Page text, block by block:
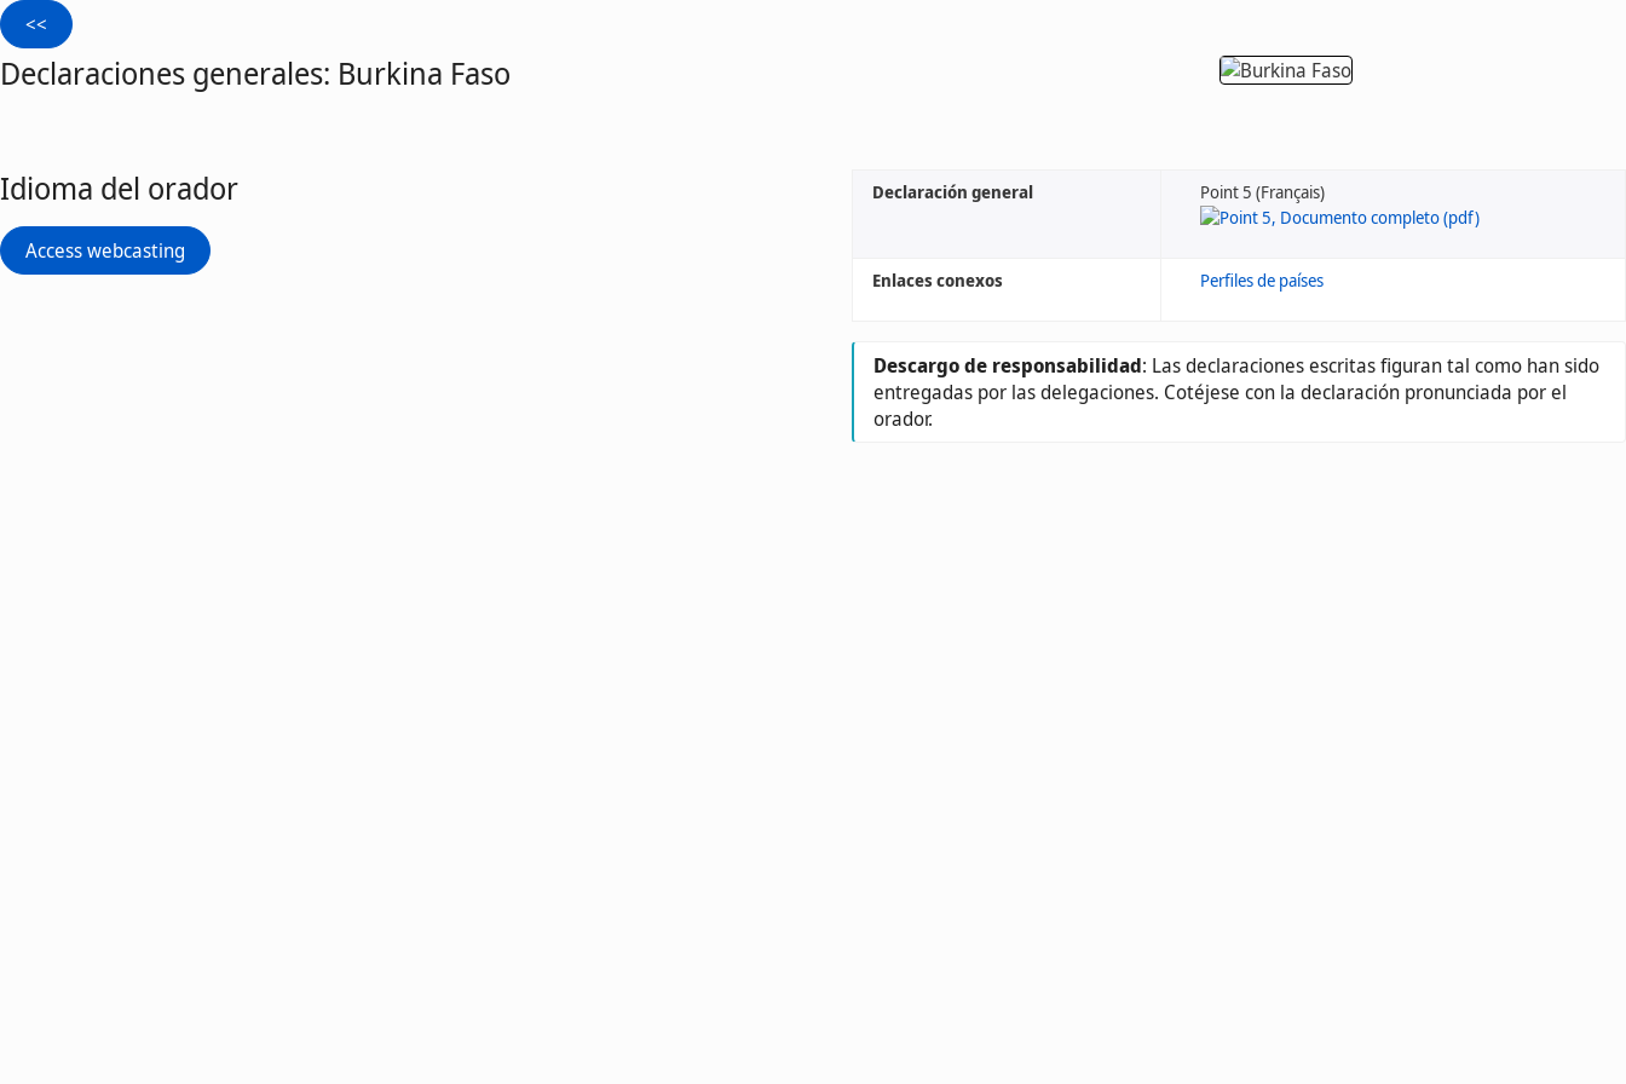
Declaraciones generales: Burkina Faso
Idioma del orador
Access webcasting
Declaración general Point 5 (Français)
Enlaces conexos Perfiles de países
Descargo de responsabilidad: Las declaraciones escritas figuran tal como han sido
entregadas por las delegaciones. Cotéjese con la declaración pronunciada por el
orador.